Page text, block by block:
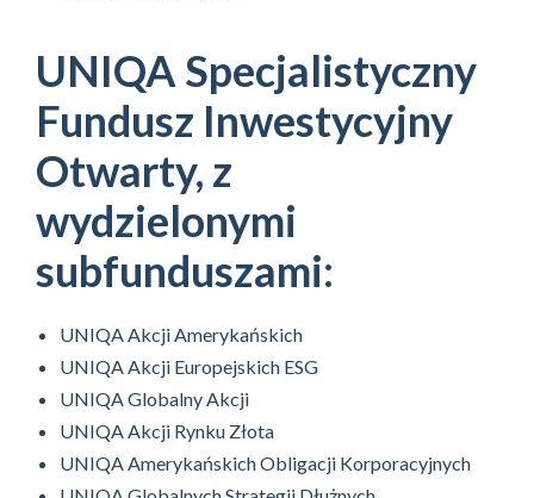
UNIQA Specjalistyczny
Fundusz Inwestycyjny
Otwarty, z
wydzielonymi
subfunduszami:
UNIQA Akcji Amerykańskich
UNIQA Akcji Europejskich ESG
UNIQA Globalny Akcji
UNIQA Akcji Rynku Złota
UNIQA Amerykańskich Obligacji Korporacyjnych